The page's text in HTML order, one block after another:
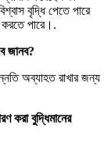
বৃদ্ধি পেতে পারে
করতে পারে।.
জানব?
অব্যাহত রাখার জন্য
করা বুদ্ধিমানের